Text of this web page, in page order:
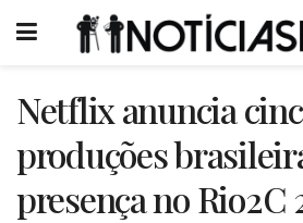
Netflix anuncia
produções
presença no Rio2C